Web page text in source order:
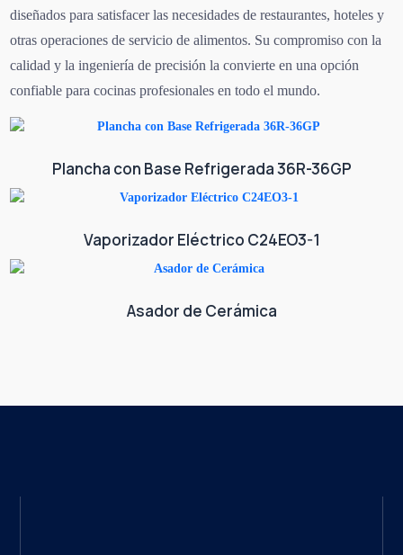
diseñados para satisfacer las necesidades de restaurantes, hoteles y
otras operaciones de servicio de alimentos. Su compromiso con la
calidad y la ingeniería de precisión la convierte en una opción
confiable para cocinas profesionales en todo el mundo.
Plancha con Base Refrigerada 36R-36GP
Vaporizador Eléctrico C24EO3-1
Asador de Cerámica